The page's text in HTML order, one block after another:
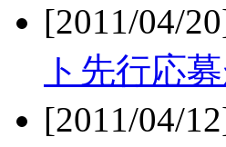
[2011/04/
ト先行応
[2011/04/